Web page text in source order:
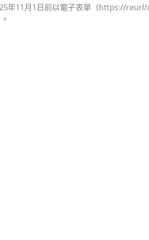
年11月1日前以電子表單（https://